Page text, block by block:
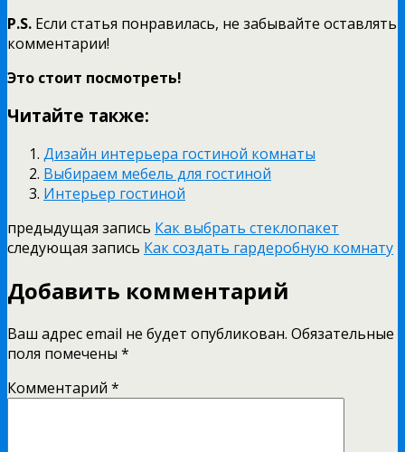
P.S. Если статья понравилась, не забывайте оставлять
комментарии!
Это стоит посмотреть!
Читайте также:
Дизайн интерьера гостиной комнаты
Выбираем мебель для гостиной
Интерьер гостиной
предыдущая запись Как выбрать стеклопакет
следующая запись Как создать гардеробную комнату
Добавить комментарий
Ваш адрес email не будет опубликован. Обязательные
поля помечены *
Комментарий *